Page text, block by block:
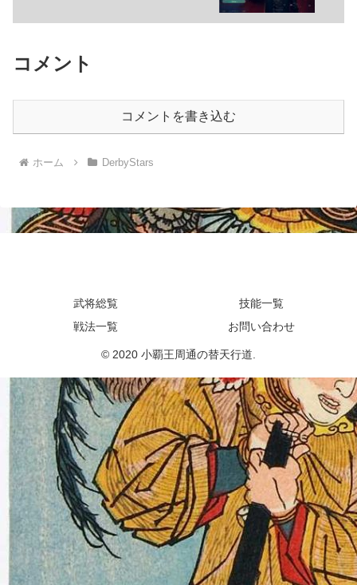
コメント
コメントを書き込む
ホーム DerbyStars
武将総覧
技能一覧
戦法一覧
お問い合わせ
© 2020 小覇王周通の替天行道.